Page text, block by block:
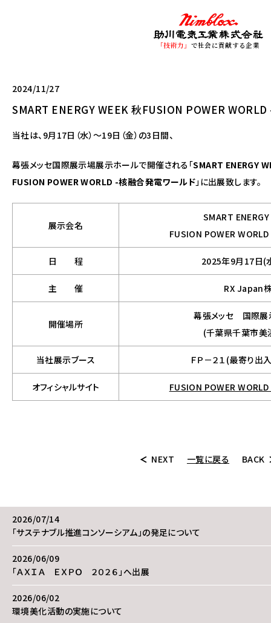
「技術力」 で社会に貢献する企業
2024/11/27
SMART ENERGY WEEK 秋FUSION POWER WORLD
当社は、9月17日（水）～19日（金）の3日間、
幕張メッセ国際展示場展示ホールで開催される「SMART ENERGY
FUSION POWER WORLD -核融合発電ワールド」に出展致します。
展示会名
SMART
FUSION POWER
日 程 2025年9月17日(
主 催 RX Japan
開催場所
幕張メッセ 国際展
(千葉県千葉市
当社展示ブース ＦＰ－２１(最寄り出
オフィシャルサイト FUSION POWER
NEXT 一覧に戻る BACK
2026/07/14
「サステナブル推進コンソーシアム」の発足について
2026/06/09
「ＡＸＩＡ ＥＸＰＯ ２０２６」へ出展
2026/06/02
環境美化活動の実施について